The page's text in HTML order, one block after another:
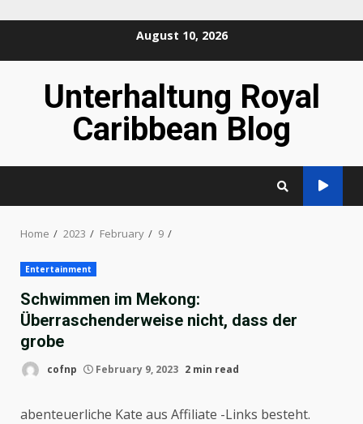
August 10, 2026
Unterhaltung Royal
Caribbean Blog
Home 2023 February 9
Entertainment
Schwimmen im Mekong:
Überraschenderweise nicht, dass der
grobe
cofnp February 9, 2023 2 min read
abenteuerliche Kate aus Affiliate -Links besteht.